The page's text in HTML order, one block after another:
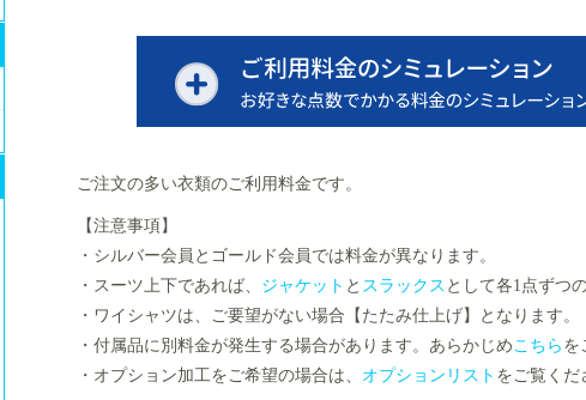
ご注文の多い衣類のご利用料金です。
【注意事項】
・シルバー会員とゴールド会員では料金が異なります。
・スーツ上下であれば、 ジャケット と スラックス として各1点ずつ
・ワイシャツは、ご要望がない場合【たたみ仕上げ】となります。
・付属品に別料金が発生する場合があります。あらかじめこちら を
・オプション加工をご希望の場合は、 オプションリスト をご覧くだ